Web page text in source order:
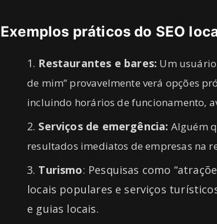
Exemplos práticos do SEO
Restaurantes e bares: Um
de mim” provavelmente verá opções
incluindo horários de funcionamento,
Serviços de emergência: Alguém
resultados imediatos de empresas na
Turismo: Pesquisas como
locais populares e serviços
e guias locais.